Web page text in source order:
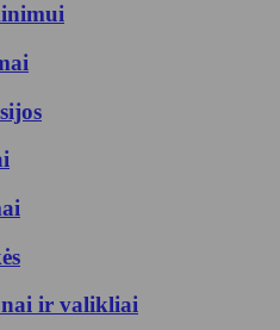
ir valikliai